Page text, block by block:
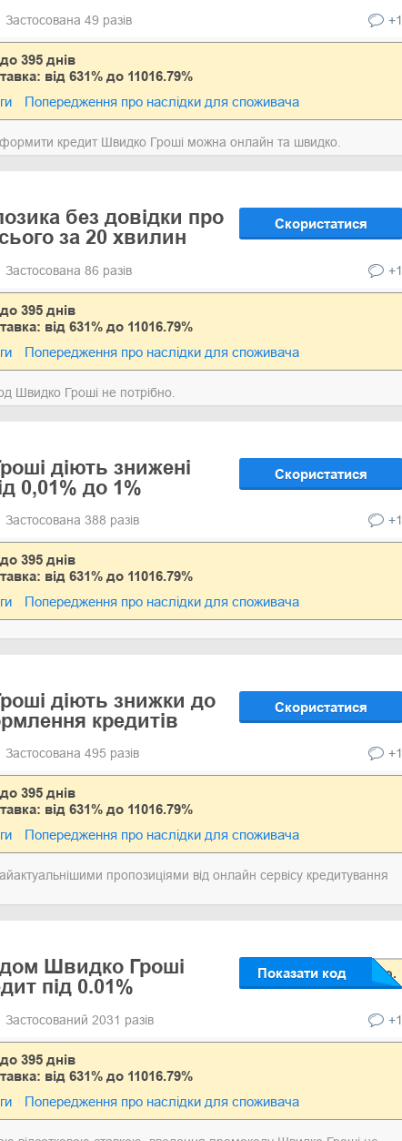
Застосована 49 разів +1
395 днів
від 631% до 11016.79%
Попередження про наслідки для споживача
кредит Швидко Гроші можна онлайн та швидко.
без довідки про
за 20 хвилин
Скористатися
Застосована 86 разів +1
395 днів
від 631% до 11016.79%
Попередження про наслідки для споживача
Швидко Гроші не потрібно.
діють знижені
0,01% до 1%
Скористатися
Застосована 388 разів +1
395 днів
від 631% до 11016.79%
Попередження про наслідки для споживача
діють знижки до
кредитів
Скористатися
Застосована 495 разів +1
395 днів
від 631% до 11016.79%
Попередження про наслідки для споживача
пропозиціями від онлайн сервісу кредитування
Швидко Гроші
під 0.01%
Показати код
Застосований 2031 разів +1
395 днів
від 631% до 11016.79%
Попередження про наслідки для споживача